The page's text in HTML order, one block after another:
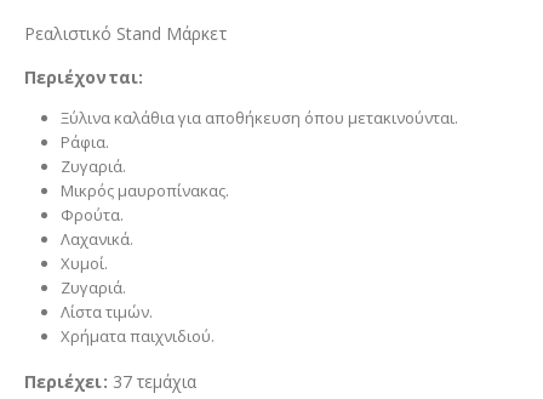
Ρεαλιστικό Stand Μάρκετ
Περιέχονται:
Ξύλινα καλάθια για αποθήκευση όπου μετακινούνται.
Ράφια.
Ζυγαριά.
Μικρός μαυροπίνακας.
Φρούτα.
Λαχανικά.
Χυμοί.
Ζυγαριά.
Λίστα τιμών.
Χρήματα παιχνιδιού.
Περιέχει: 37 τεμάχια